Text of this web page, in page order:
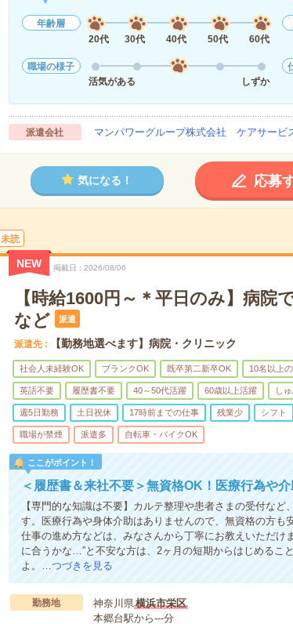
年齢層
20代
30代 40代 50代 60代
職場の様子
活気がある
しずか
派遣会社 マンパワーグループ株式会社 ケアサービ
気になる！ 応募
未読
NEW 掲載日 2026/08/06
【時給1600円～＊平日のみ】病院
など
派遣
派遣先 【勤務地選べます】病院・クリニック
社会人未経験OK ブランクOK 既卒第二新卒OK 10名以上
英語不要 履歴書不要 40～50代活躍 60歳以上活躍 し
週5日勤務 土日祝休 17時前までの仕事 残業少 シフト
職場が禁煙 派遣多 自転車・バイクOK
ここがポイント！
＜履歴書＆来社不要＞無資格OK！医療行為や
【専門的な知識は不要】カルテ整理や患者さまの受付な
す。医療行為や身体介助はありませんので、無資格の方も
仕事の進め方などは、みなさんから丁寧にお教えいただけ
に合うかな…”と不安な方は、2ヶ月の短期からはじめるこ
よ。…つづきを見る
勤務地 神奈川県横浜市栄区
本郷台駅から---分